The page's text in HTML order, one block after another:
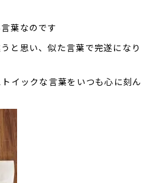
葉なのです
と思い、似た言葉で完遂になり
イックな言葉をいつも心に刻ん